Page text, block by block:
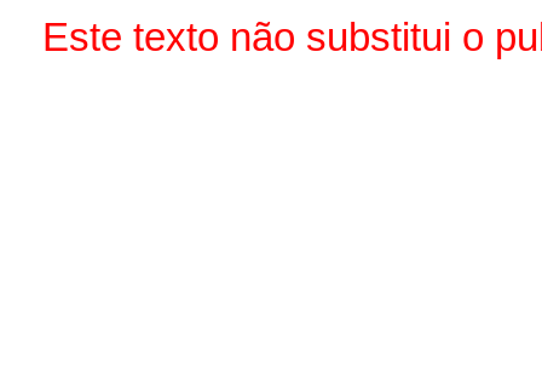
Este texto não substitui o